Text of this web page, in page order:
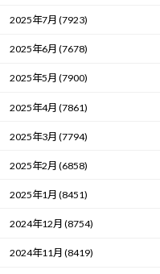
2025年7月 (7923)
2025年6月 (7678)
2025年5月 (7900)
2025年4月 (7861)
2025年3月 (7794)
2025年2月 (6858)
2025年1月 (8451)
2024年12月 (8754)
2024年11月 (8419)